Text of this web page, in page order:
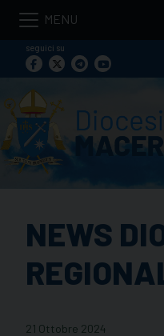
Skip
contentseguici su
NEWS
21 Ottobre 2024